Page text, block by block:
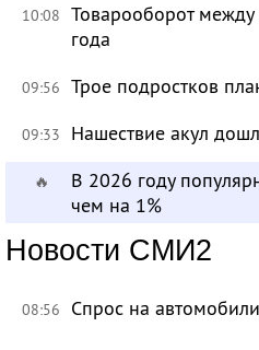
10:08 Товарооборот
года
09:56 Трое подростков
09:33 Нашествие акул
🔥
В 2026 году
чем на 1%
Новости СМИ2
08:56 Спрос на